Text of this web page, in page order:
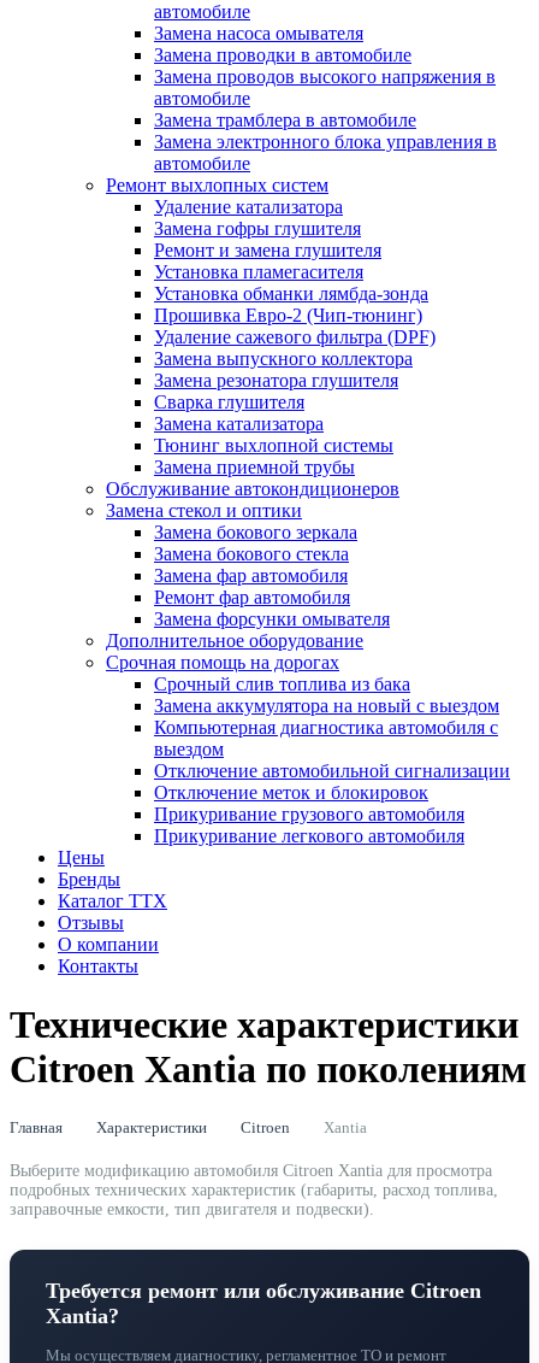
автомобиле
Замена насоса омывателя
Замена проводки в автомобиле
Замена проводов высокого напряжения в
автомобиле
Замена трамблера в автомобиле
Замена электронного блока управления в
автомобиле
Ремонт выхлопных систем
Удаление катализатора
Замена гофры глушителя
Ремонт и замена глушителя
Установка пламегасителя
Установка обманки лямбда-зонда
Прошивка Евро-2 (Чип-тюнинг)
Удаление сажевого фильтра (DPF)
Замена выпускного коллектора
Замена резонатора глушителя
Сварка глушителя
Замена катализатора
Тюнинг выхлопной системы
Замена приемной трубы
Обслуживание автокондиционеров
Замена стекол и оптики
Замена бокового зеркала
Замена бокового стекла
Замена фар автомобиля
Ремонт фар автомобиля
Замена форсунки омывателя
Дополнительное оборудование
Срочная помощь на дорогах
Срочный слив топлива из бака
Замена аккумулятора на новый с выездом
Компьютерная диагностика автомобиля с
выездом
Отключение автомобильной сигнализации
Отключение меток и блокировок
Прикуривание грузового автомобиля
Прикуривание легкового автомобиля
Цены
Бренды
Каталог ТТХ
Отзывы
О компании
Контакты
Технические характеристики
Citroen Xantia по поколениям
Главная Характеристики Citroen Xantia
Выберите модификацию автомобиля Citroen Xantia для просмотра
подробных технических характеристик (габариты, расход топлива,
заправочные емкости, тип двигателя и подвески).
Требуется ремонт или обслуживание Citroen
Xantia?
Мы осуществляем диагностику, регламентное ТО и ремонт